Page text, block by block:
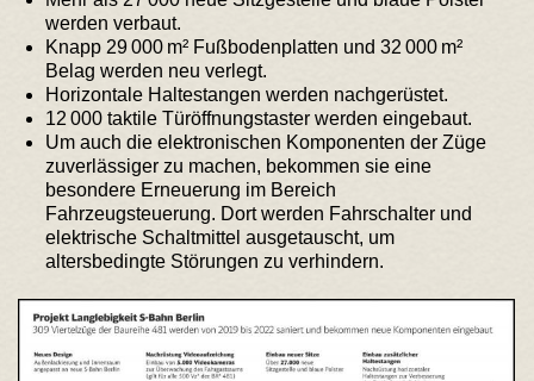
werden verbaut.
Knapp 29 000 m² Fußbodenplatten und 32 000 m²
Belag werden neu verlegt.
Horizontale Haltestangen werden nachgerüstet.
12 000 taktile Türöffnungstaster werden eingebaut.
Um auch die elektronischen Komponenten der Züge
zuverlässiger zu machen, bekommen sie eine
besondere Erneuerung im Bereich
Fahrzeugsteuerung. Dort werden Fahrschalter und
elektrische Schaltmittel ausgetauscht, um
altersbedingte Störungen zu verhindern.